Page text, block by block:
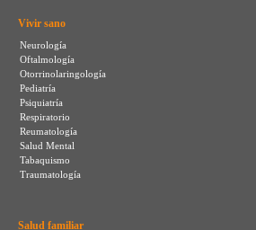
Vivir sano
Neurología
Oftalmología
Otorrinolaringología
Pediatría
Psiquiatría
Respiratorio
Reumatología
Salud Mental
Tabaquismo
Traumatología
Salud familiar